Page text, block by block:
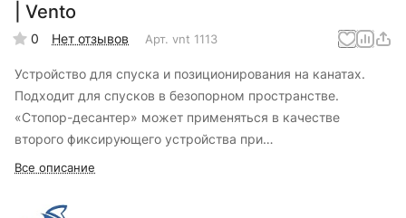
| Vento
0 Нет отзывов Арт. vnt 1113
Устройство для спуска и позиционирования на канатах.
Подходит для спусков в безопорном пространстве.
«Стопор-десантер» может применяться в качестве
второго фиксирующего устройства при
непродолжительном подъеме по веревке совместно с
Все описание